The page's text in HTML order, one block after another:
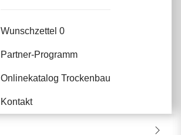
Wunschzettel 0
Partner-Programm
Onlinekatalog Trockenbau
Kontakt